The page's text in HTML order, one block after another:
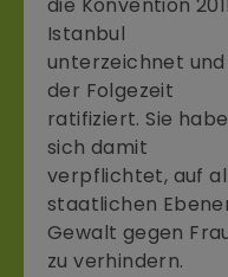
die Konvention
Istanbul
unterzeichnet und
der Folgezeit
ratifiziert. Sie
sich damit
verpflichtet, auf
staatlichen
Gewalt gegen
zu verhindern.